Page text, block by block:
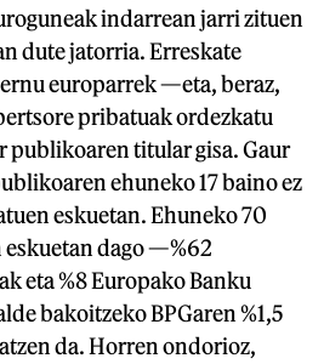
indarrean jarri zituen
dute jatorria. Erreskate
europarrek —eta, beraz,
pribatuak ordezkatu
publikoaren titular gisa. Gaur
ehuneko 17 baino ez
eskuetan. Ehuneko 70
dago —%62
eta %8 Europako Banku
bakoitzeko BPGaren %1,5
da. Horren ondorioz,